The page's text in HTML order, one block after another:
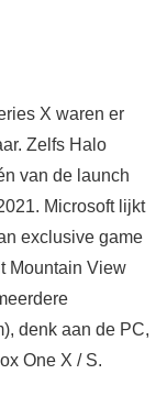
X waren er
Zelfs Halo
van de launch
Microsoft lijkt
exclusive game
Mountain View
denk aan de PC,
One X / S.